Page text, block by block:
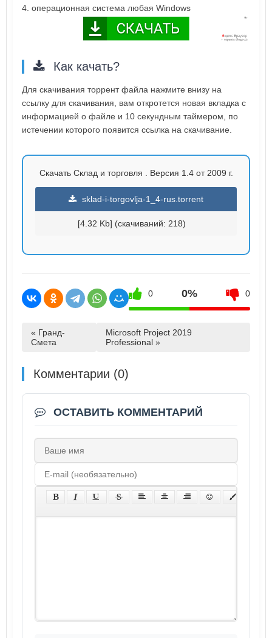
4. операционная система любая Windows
Как качать?
Для скачивания торрент файла нажмите внизу на
ссылку для скачивания, вам откротется новая вкладка с
информацией о файле и 10 секундным таймером, по
истечении которого появится ссылка на скачивание.
Скачать Склад и торговля . Версия 1.4 от 2009 г.
sklad-i-torgovlja-1_4-rus.torrent
[4.32 Kb] (cкачиваний: 218)
0 0% 0
« Гранд-
Смета
Microsoft Project 2019
Professional »
Комментарии (0)
ОСТАВИТЬ КОММЕНТАРИЙ